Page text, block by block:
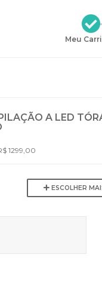
Meu
A LED
1299,00
ESCOLHER